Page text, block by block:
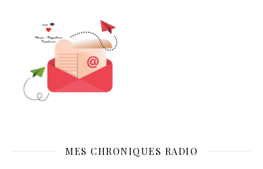
MES CHRONIQUES RADIO